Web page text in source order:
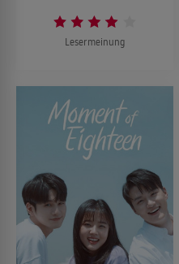
Lesermeinung